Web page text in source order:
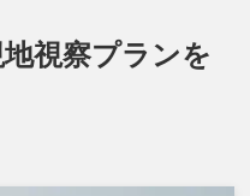
視察プランを